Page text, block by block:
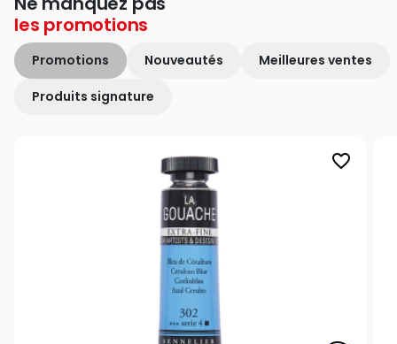
les promotions
Promotions Nouveautés Meilleures ventes
Produits signature
favorite_border